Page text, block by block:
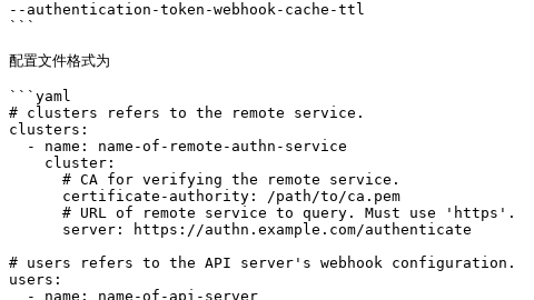
--authentication-token-webhook-cache-ttl
```
配置文件格式为
```yaml
# clusters refers to the remote service.
clusters:
# users refers to the API server's webhook configuration.
users: